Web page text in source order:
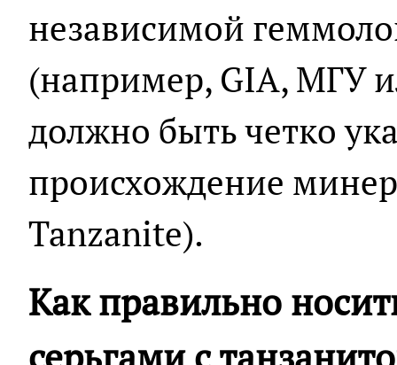
независимой
(например, GIA, МГУ
должно быть четко
происхождение
Tanzanite).
Как правильно